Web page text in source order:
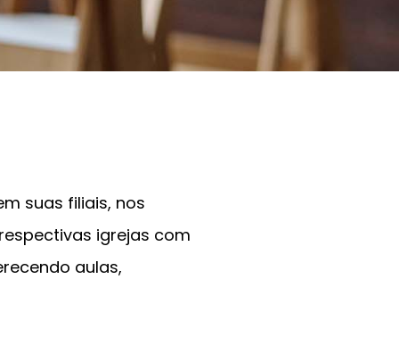
suas filiais, nos
igrejas com
aulas,